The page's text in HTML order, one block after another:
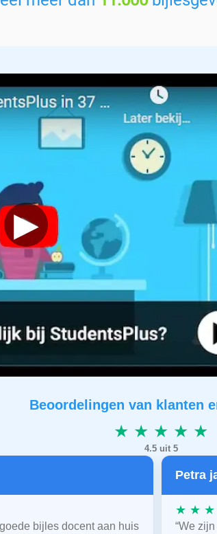
n
▶
Beoordelingen van klanten
★ ★ ★ ★ ★
4.5 uit 5
bijles docent aan huis
Petra
★ ★
“We